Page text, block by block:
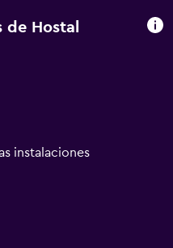
de Hostal
instalaciones